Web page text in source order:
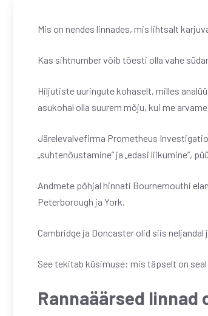
Mis on nendes linnades, mis lihtsalt
Kas sihtnumber võib tõesti olla vahe
Hiljutiste uuringute kohaselt, milles
asukohal olla suurem mõju, kui me arvame.
Järelevalvefirma Prometheus
„suhtenõustamine” ja „edasi liikumine”,
Andmete põhjal hinnati Bournemouthi
Peterborough ja York.
Cambridge ja Doncaster olid siis
See tekitab küsimuse: mis täpselt on
Rannaäärsed linnad